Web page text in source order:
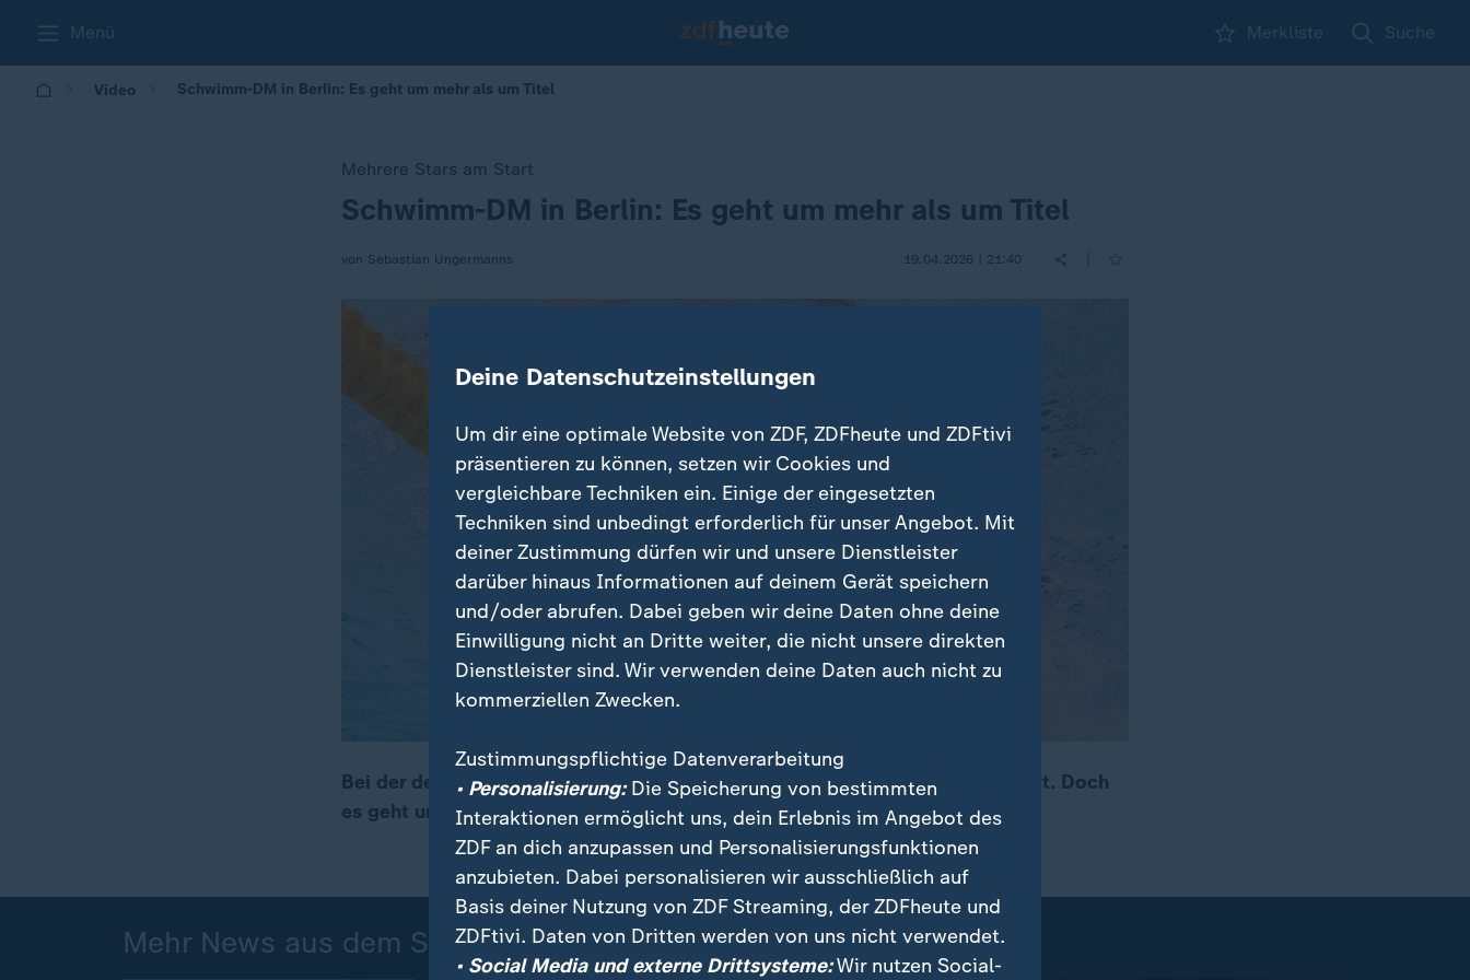
Menü Merkliste Suche
Video Schwimm-DM in Berlin: Es geht um mehr als um Titel
Mehrere Stars am Start
:
Schwimm-DM in Berlin: Es geht um mehr als um Titel
von Sebastian Ungermanns 19.04.2026 | 21:40
Bei der deutschen Meisterschaft im Schwimmen sind mehrere Stars am Start. Doch
es geht um viel mehr als um die deutschen Meistertitel.
Mehr News aus dem Sport
Deine Datenschutzeinstellungen
Um dir eine optimale Website von ZDF, ZDFheute und ZDFtivi
präsentieren zu können, setzen wir Cookies und
vergleichbare Techniken ein. Einige der eingesetzten
Techniken sind unbedingt erforderlich für unser Angebot. Mit
deiner Zustimmung dürfen wir und unsere Dienstleister
darüber hinaus Informationen auf deinem Gerät speichern
und/oder abrufen. Dabei geben wir deine Daten ohne deine
Einwilligung nicht an Dritte weiter, die nicht unsere direkten
Dienstleister sind. Wir verwenden deine Daten auch nicht zu
kommerziellen Zwecken.
Zustimmungspflichtige Datenverarbeitung
• Personalisierung:Die Speicherung von bestimmten
Interaktionen ermöglicht uns, dein Erlebnis im Angebot des
ZDF an dich anzupassen und Personalisierungsfunktionen
anzubieten. Dabei personalisieren wir ausschließlich auf
Basis deiner Nutzung von ZDF Streaming, der ZDFheute und
ZDFtivi. Daten von Dritten werden von uns nicht verwendet.
• Social Media und externe Drittsysteme:Wir nutzen Social-